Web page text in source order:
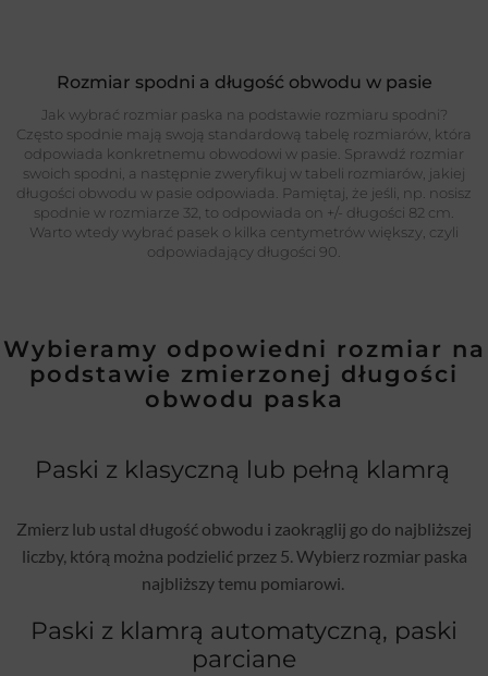
Rozmiar spodni a długość obwodu w pasie
Jak wybrać rozmiar paska na podstawie rozmiaru spodni?
Często spodnie mają swoją standardową tabelę rozmiarów, która
odpowiada konkretnemu obwodowi w pasie. Sprawdź rozmiar
swoich spodni, a następnie zweryfikuj w tabeli rozmiarów, jakiej
długości obwodu w pasie odpowiada. Pamiętaj, że jeśli, np. nosisz
spodnie w rozmiarze 32, to odpowiada on +/- długości 82 cm.
Warto wtedy wybrać pasek o kilka centymetrów większy, czyli
odpowiadający długości 90.
Wybieramy odpowiedni rozmiar na
podstawie zmierzonej długości
obwodu paska
Paski z klasyczną lub pełną klamrą
Zmierz lub ustal długość obwodu i zaokrąglij go do najbliższej
liczby, którą można podzielić przez 5. Wybierz rozmiar paska
najbliższy temu pomiarowi.
Paski z klamrą automatyczną, paski
parciane